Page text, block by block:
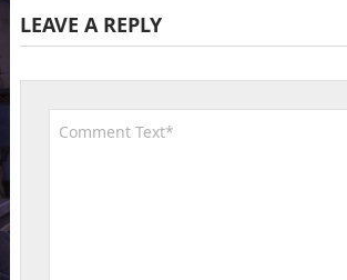
LEAVE A REPLY